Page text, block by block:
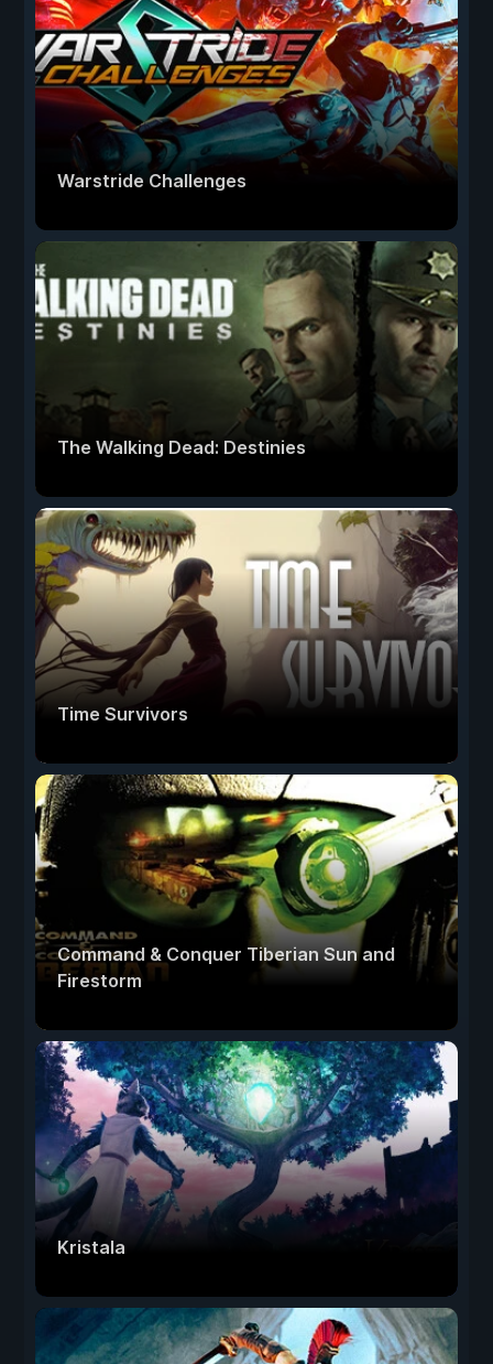
Warstride Challenges
The Walking Dead: Destinies
Time Survivors
Command & Conquer Tiberian Sun and
Firestorm
Kristala